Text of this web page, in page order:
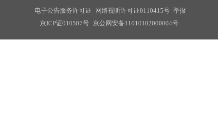
电子公告服务许可证 网络视听许可证0110415号 举报
京ICP证010507号 京公网安备11010102000004号